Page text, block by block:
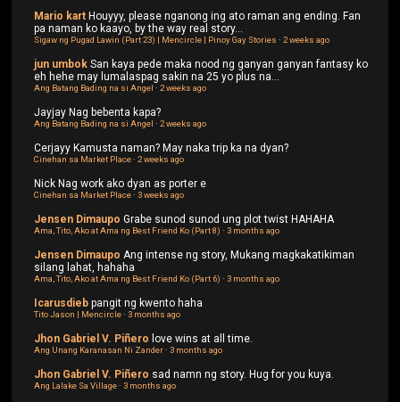
Mario kart Houyyy, please nganong ing ato raman ang ending. Fan
pa naman ko kaayo, by the way real story...
Sigaw ng Pugad Lawin (Part 23) | Mencircle | Pinoy Gay Stories ·2 weeks ago
jun umbok San kaya pede maka nood ng ganyan ganyan fantasy ko
eh hehe may lumalaspag sakin na 25 yo plus na...
Ang Batang Bading na si Angel ·2 weeks ago
Jayjay Nag bebenta kapa?
Ang Batang Bading na si Angel ·2 weeks ago
Cerjayy Kamusta naman? May naka trip ka na dyan?
Cinehan sa Market Place·2 weeks ago
Nick Nag work ako dyan as porter e
Cinehan sa Market Place·3 weeks ago
Jensen Dimaupo Grabe sunod sunod ung plot twist HAHAHA
Ama, Tito, Ako at Ama ng Best Friend Ko (Part 8) ·3 months ago
Jensen Dimaupo Ang intense ng story, Mukang magkakatikiman
silang lahat, hahaha
Ama, Tito, Ako at Ama ng Best Friend Ko (Part 6) ·3 months ago
Icarusdieb pangit ng kwento haha
Tito Jason | Mencircle·3 months ago
Jhon Gabriel V. Piñero love wins at all time.
Ang Unang Karanasan Ni Zander·3 months ago
Jhon Gabriel V. Piñero sad namn ng story. Hug for you kuya.
Ang Lalake Sa Village·3 months ago